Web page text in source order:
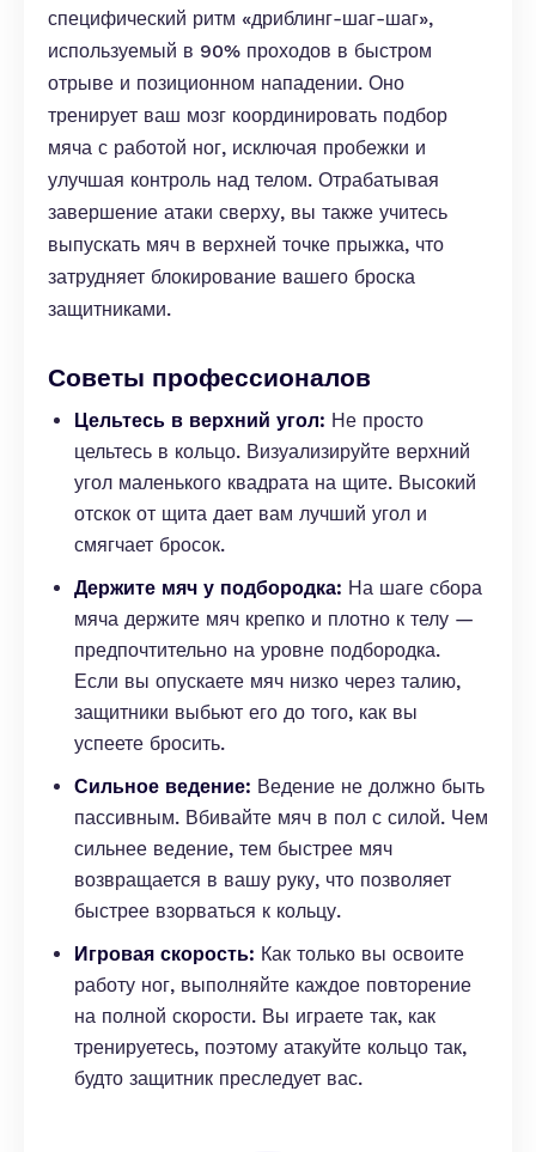
специфический ритм «дриблинг-шаг-шаг»,
используемый в 90% проходов в быстром
отрыве и позиционном нападении. Оно
тренирует ваш мозг координировать подбор
мяча с работой ног, исключая пробежки и
улучшая контроль над телом. Отрабатывая
завершение атаки сверху, вы также учитесь
выпускать мяч в верхней точке прыжка, что
затрудняет блокирование вашего броска
защитниками.
Советы профессионалов
Цельтесь в верхний угол: Не просто
цельтесь в кольцо. Визуализируйте верхний
угол маленького квадрата на щите. Высокий
отскок от щита дает вам лучший угол и
смягчает бросок.
Держите мяч у подбородка: На шаге сбора
мяча держите мяч крепко и плотно к телу —
предпочтительно на уровне подбородка.
Если вы опускаете мяч низко через талию,
защитники выбьют его до того, как вы
успеете бросить.
Сильное ведение: Ведение не должно быть
пассивным. Вбивайте мяч в пол с силой. Чем
сильнее ведение, тем быстрее мяч
возвращается в вашу руку, что позволяет
быстрее взорваться к кольцу.
Игровая скорость: Как только вы освоите
работу ног, выполняйте каждое повторение
на полной скорости. Вы играете так, как
тренируетесь, поэтому атакуйте кольцо так,
будто защитник преследует вас.